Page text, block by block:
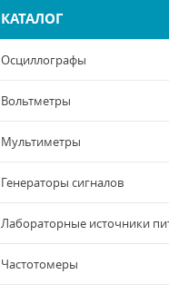
КАТАЛОГ
Осциллографы
Вольтметры
Мультиметры
Генераторы сигналов
Лабораторные источники
Частотомеры